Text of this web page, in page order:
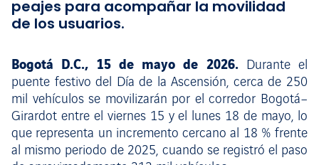
peajes para acompañar la movilidad
de los usuarios.
Bogotá D.C., 15 de mayo de 2026.Durante el
puente festivo del Día de la Ascensión, cerca de 250
mil vehículos se movilizarán por el corredor Bogotá–
Girardot entre el viernes 15 y el lunes 18 de mayo, lo
que representa un incremento cercano al 18 % frente
al mismo periodo de 2025, cuando se registró el paso